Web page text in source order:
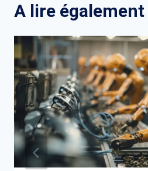
A lire également